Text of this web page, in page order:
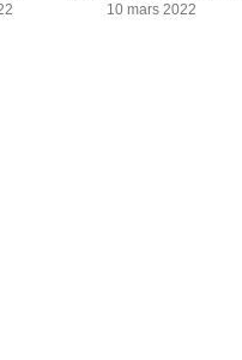
10 mars 2022